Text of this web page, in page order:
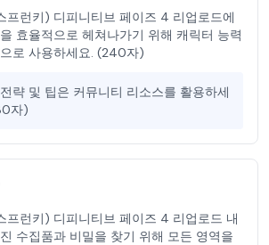
프런키) 디피니티브 페이즈 4 리업로드에
효율적으로 헤쳐나가기 위해 캐릭터 능력
로 사용하세요. (240자)
략 및 팁은 커뮤니티 리소스를 활용하세
자)
프런키) 디피니티브 페이즈 4 리업로드 내
수집품과 비밀을 찾기 위해 모든 영역을